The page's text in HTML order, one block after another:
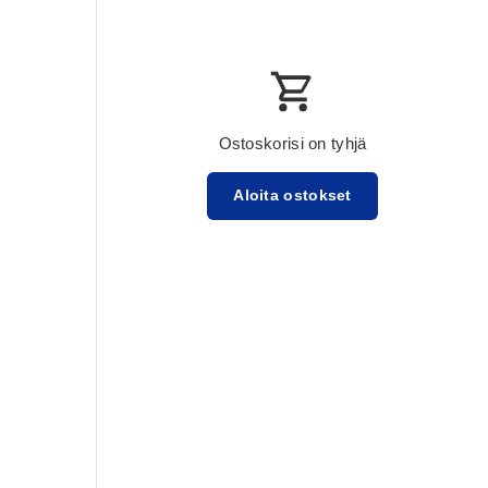
Ostoskorisi on tyhjä
Aloita ostokset